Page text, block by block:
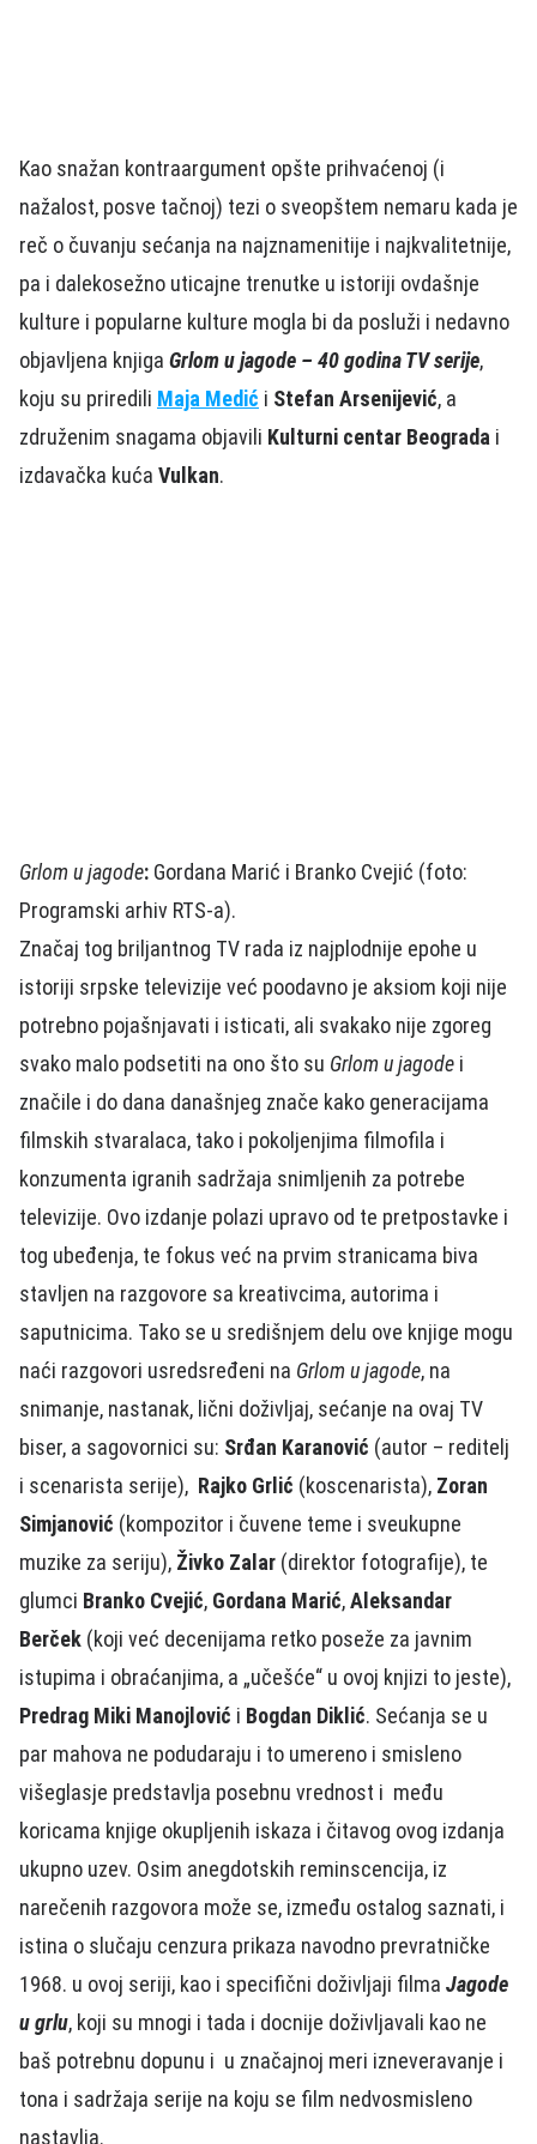
Kao snažan kontraargument opšte prihvaćenoj (i
nažalost, posve tačnoj) tezi o sveopštem nemaru kada je
reč o čuvanju sećanja na najznamenitije i najkvalitetnije,
pa i dalekosežno uticajne trenutke u istoriji ovdašnje
kulture i popularne kulture mogla bi da posluži i nedavno
objavljena knjiga Grlom u jagode – 40 godina TV serije,
koju su priredili Maja Medić i Stefan Arsenijević, a
združenim snagama objavili Kulturni centar Beograda i
izdavačka kuća Vulkan.
Grlom u jagode: Gordana Marić i Branko Cvejić (foto:
Programski arhiv RTS-a).
Značaj tog briljantnog TV rada iz najplodnije epohe u
istoriji srpske televizije već poodavno je aksiom koji nije
potrebno pojašnjavati i isticati, ali svakako nije zgoreg
svako malo podsetiti na ono što su Grlom u jagode i
značile i do dana današnjeg znače kako generacijama
filmskih stvaralaca, tako i pokoljenjima filmofila i
konzumenta igranih sadržaja snimljenih za potrebe
televizije. Ovo izdanje polazi upravo od te pretpostavke i
tog ubeđenja, te fokus već na prvim stranicama biva
stavljen na razgovore sa kreativcima, autorima i
saputnicima. Tako se u središnjem delu ove knjige mogu
naći razgovori usredsređeni na Grlom u jagode, na
snimanje, nastanak, lični doživljaj, sećanje na ovaj TV
biser, a sagovornici su: Srđan Karanović (autor – reditelj
i scenarista serije), Rajko Grlić (koscenarista), Zoran
Simjanović (kompozitor i čuvene teme i sveukupne
muzike za seriju), Živko Zalar (direktor fotografije), te
glumci Branko Cvejić, Gordana Marić,Aleksandar
Berček (koji već decenijama retko poseže za javnim
istupima i obraćanjima, a „učešće“ u ovoj knjizi to jeste),
Predrag Miki Manojlović i Bogdan Diklić. Sećanja se u
par mahova ne podudaraju i to umereno i smisleno
višeglasje predstavlja posebnu vrednost i među
koricama knjige okupljenih iskaza i čitavog ovog izdanja
ukupno uzev. Osim anegdotskih reminscencija, iz
narečenih razgovora može se, između ostalog saznati, i
istina o slučaju cenzura prikaza navodno prevratničke
1968. u ovoj seriji, kao i specifični doživljaji filma Jagode
u grlu, koji su mnogi i tada i docnije doživljavali kao ne
baš potrebnu dopunu i u značajnoj meri izneveravanje i
tona i sadržaja serije na koju se film nedvosmisleno
nastavlja.